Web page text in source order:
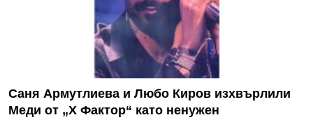
Саня Армутлиева и Любо Киров изхвърлили
Меди от „Х Фактор“ като ненужен